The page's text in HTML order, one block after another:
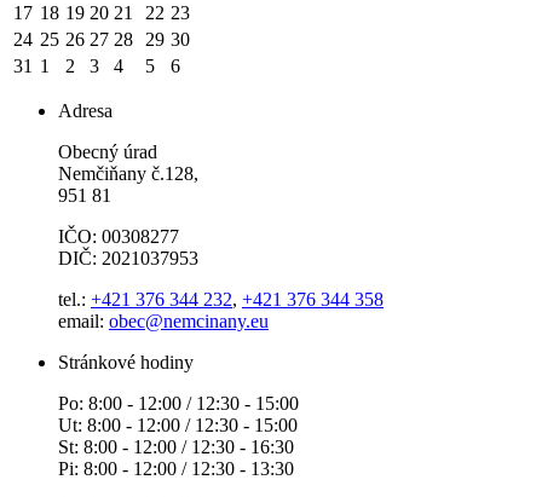
17 18 19 20 21 22 23
24 25 26 27 28 29 30
31 1 2 3 4 5 6
Adresa
Obecný úrad
Nemčiňany č.128,
951 81
IČO: 00308277
DIČ: 2021037953
tel.: +421 376 344 232, +421 376 344 358
email: obec@nemcinany.eu
Stránkové hodiny
Po: 8:00 - 12:00 / 12:30 - 15:00
Ut: 8:00 - 12:00 / 12:30 - 15:00
St: 8:00 - 12:00 / 12:30 - 16:30
Pi: 8:00 - 12:00 / 12:30 - 13:30